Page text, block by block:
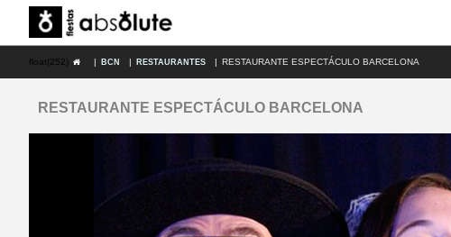
float(252) | BCN | RESTAURANTES | RESTAURANTE ESPECTÁCULO BARCELONA
RESTAURANTE ESPECTÁCULO BARCELONA